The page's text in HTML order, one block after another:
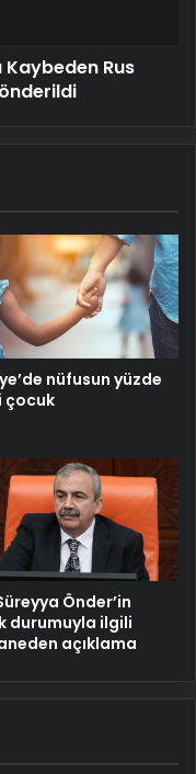
Kaybeden Rus
nüfusun yüzde
çocuk
Önder’in
durumuyla ilgili
açıklama